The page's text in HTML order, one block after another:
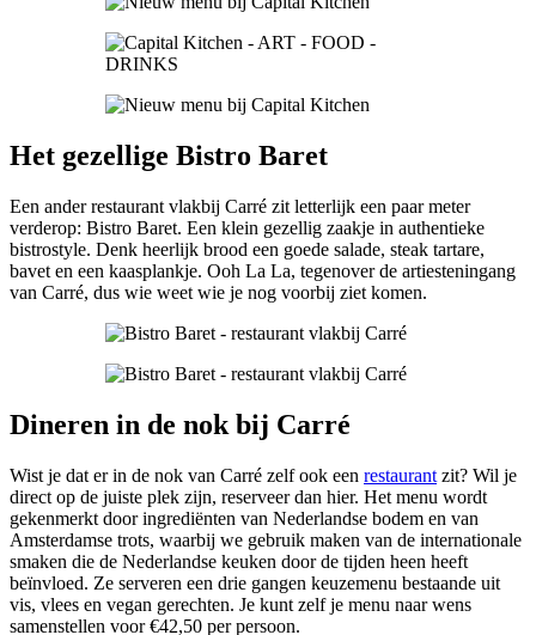
Het gezellige Bistro Baret
Een ander restaurant vlakbij Carré zit letterlijk een paar meter
verderop: Bistro Baret. Een klein gezellig zaakje in authentieke
bistrostyle. Denk heerlijk brood een goede salade, steak tartare,
bavet en een kaasplankje. Ooh La La, tegenover de artiesteningang
van Carré, dus wie weet wie je nog voorbij ziet komen.
Dineren in de nok bij Carré
Wist je dat er in de nok van Carré zelf ook een restaurant zit? Wil je
direct op de juiste plek zijn, reserveer dan hier. Het menu wordt
gekenmerkt door ingrediënten van Nederlandse bodem en van
Amsterdamse trots, waarbij we gebruik maken van de internationale
smaken die de Nederlandse keuken door de tijden heen heeft
beïnvloed. Ze serveren een drie gangen keuzemenu bestaande uit
vis, vlees en vegan gerechten. Je kunt zelf je menu naar wens
samenstellen voor €42,50 per persoon.